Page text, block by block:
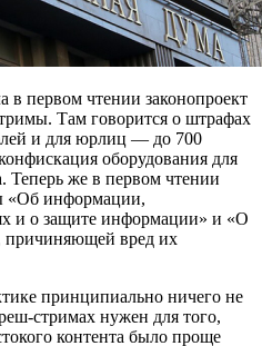
в первом чтении законопроект
Там говорится о штрафах
и для юрлиц — до 700
оборудования для
Теперь же в первом чтении
«Об информации,
и о защите информации» и «О
причиняющей вред их
принципиально ничего не
стримах нужен для того,
контента было проще